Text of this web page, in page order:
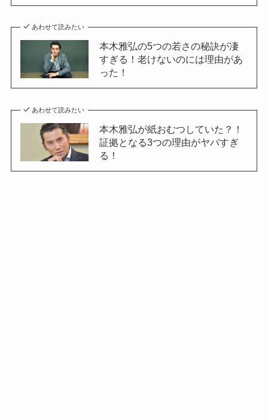
あわせて読みたい
本木雅弘の5つの若さの秘訣が凄
すぎる！老けないのには理由があ
った！
あわせて読みたい
本木雅弘が紙おむつしていた？！
証拠となる3つの理由がヤバすぎ
る！